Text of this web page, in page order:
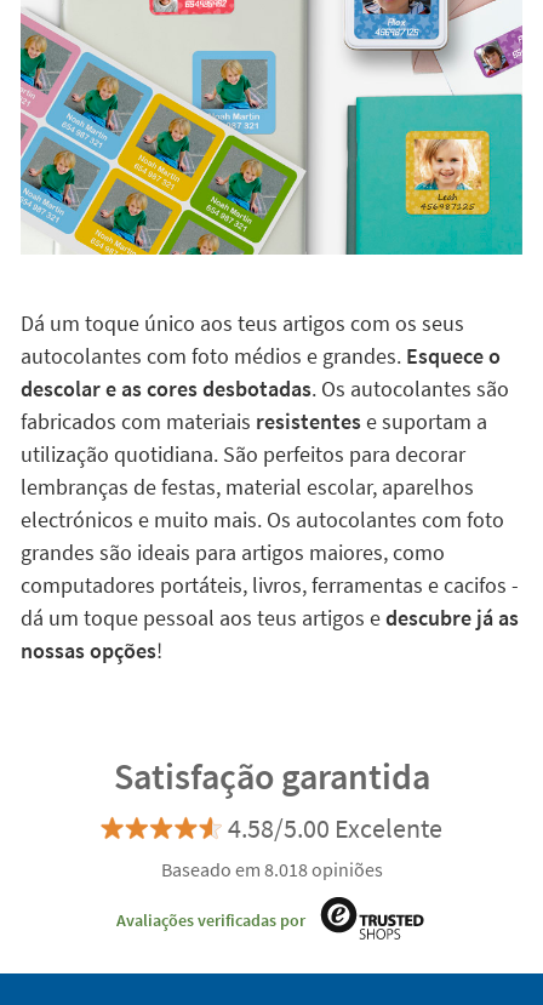
Dá um toque único aos teus artigos com os seus
autocolantes com foto médios e grandes. Esquece o
descolar e as cores desbotadas. Os autocolantes são
fabricados com materiais resistentese suportam a
utilização quotidiana. São perfeitos para decorar
lembranças de festas, material escolar, aparelhos
electrónicos e muito mais. Os autocolantes com foto
grandes são ideais para artigos maiores, como
computadores portáteis, livros, ferramentas e cacifos -
dá um toque pessoal aos teus artigos edescubre já as
nossas opções!
Satisfação garantida
4.58/5.00 Excelente
Baseado em 8.018 opiniões
Avaliações verificadas por